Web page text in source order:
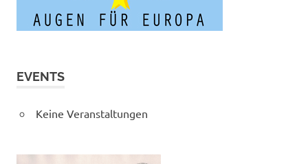
EVENTS
Keine Veranstaltungen